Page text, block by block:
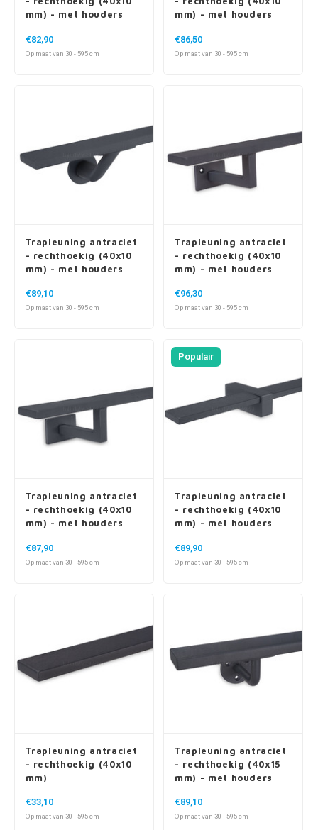
mm) - met houders
€82,90
Op maat van 30 - 595 cm
mm) - met houders
€86,50
Op maat van 30 - 595 cm
Trapleuning antraciet
- rechthoekig (40x10
mm) - met houders
€89,10
Op maat van 30 - 595 cm
Trapleuning antraciet
- rechthoekig (40x10
mm) - met houders
€96,30
Op maat van 30 - 595 cm
Trapleuning antraciet
- rechthoekig (40x10
mm) - met houders
€87,90
Op maat van 30 - 595 cm
Populair
Trapleuning antraciet
- rechthoekig (40x10
mm) - met houders
€89,90
Op maat van 30 - 595 cm
Trapleuning antraciet
- rechthoekig (40x10
mm)
€33,10
Op maat van 30 - 595 cm
Trapleuning antraciet
- rechthoekig (40x15
mm) - met houders
€89,10
Op maat van 30 - 595 cm